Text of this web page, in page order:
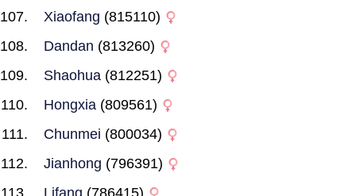
Xiaofang (815110)
Dandan (813260)
Shaohua (812251)
Hongxia (809561)
Chunmei (800034)
Jianhong (796391)
Lifang (786415)